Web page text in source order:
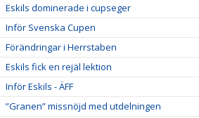
Eskils dominerade i cupseger
Inför Svenska Cupen
Förändringar i Herrstaben
Eskils fick en rejäl lektion
Inför Eskils - ÄFF
”Granen” missnöjd med utdelningen